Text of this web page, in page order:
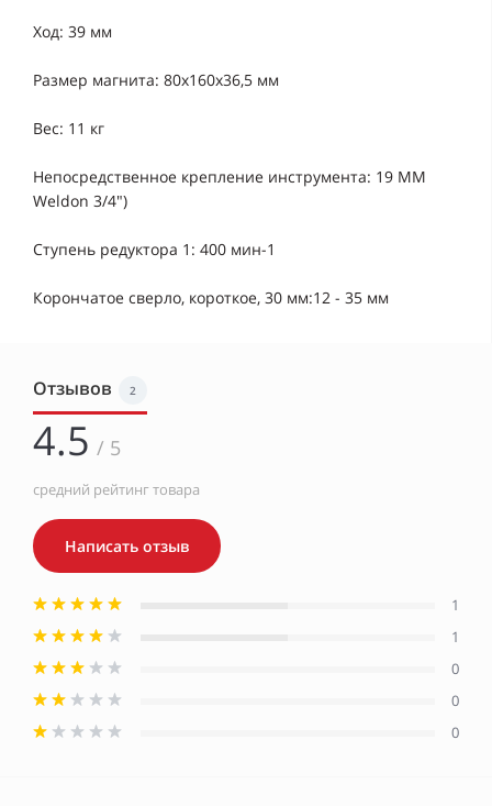
Ход: 39 мм
Размер магнита: 80x160x36,5 мм
Вес: 11 кг
Непосредственное крепление инструмента: 19 MM
Weldon 3/4")
Ступень редуктора 1: 400 мин-1
Корончатое сверло, короткое, 30 мм:12 - 35 мм
Отзывов 2
4.5 / 5
средний рейтинг товара
Написать отзыв
1
1
0
0
0